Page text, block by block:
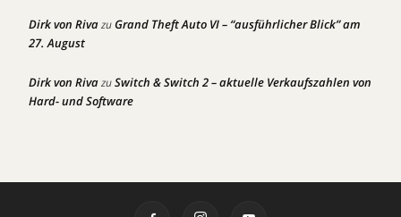
Dirk von RivazuGrand Theft Auto VI – “ausführlicher Blick” am
27. August
Dirk von RivazuSwitch & Switch 2 – aktuelle Verkaufszahlen von
Hard- und Software